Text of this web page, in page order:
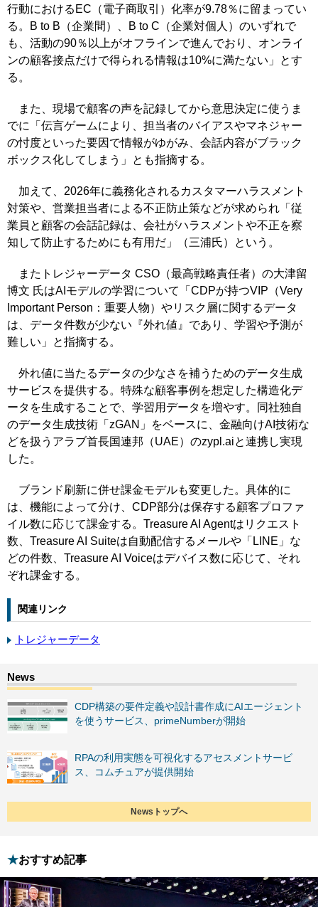
行動におけるEC（電子商取引）化率が9.78％に留まってい
る。B to B（企業間）、B to C（企業対個人）のいずれで
も、活動の90％以上がオフラインで進んでおり、オンライ
ンの顧客接点だけで得られる情報は10%に満たない」とす
る。
また、現場で顧客の声を記録してから意思決定に使うま
でに「伝言ゲームにより、担当者のバイアスやマネジャー
の忖度といった要因で情報がゆがみ、会話内容がブラック
ボックス化してしまう」とも指摘する。
加えて、2026年に義務化されるカスタマーハラスメント
対策や、営業担当者による不正防止策などが求められ「従
業員と顧客の会話記録は、会社がハラスメントや不正を察
知して防止するためにも有用だ」（三浦氏）という。
またトレジャーデータ CSO（最高戦略責任者）の大津留
博文 氏はAIモデルの学習について「CDPが持つVIP（Very
Important Person：重要人物）やリスク層に関するデータ
は、データ件数が少ない『外れ値』であり、学習や予測が
難しい」と指摘する。
外れ値に当たるデータの少なさを補うためのデータ生成
サービスを提供する。特殊な顧客事例を想定した構造化デ
ータを生成することで、学習用データを増やす。同社独自
のデータ生成技術「zGAN」をベースに、金融向けAI技術な
どを扱うアラブ首長国連邦（UAE）のzypl.aiと連携し実現
した。
ブランド刷新に併せ課金モデルも変更した。具体的に
は、機能によって分け、CDP部分は保存する顧客プロファ
イル数に応じて課金する。Treasure AI Agentはリクエスト
数、Treasure AI Suiteは自動配信するメールや「LINE」な
どの件数、Treasure AI Voiceはデバイス数に応じて、それ
ぞれ課金する。
関連リンク
トレジャーデータ
CDP構築の要件定義や設計書作成にAIエージェント
を使うサービス、primeNumberが開始
RPAの利用実態を可視化するアセスメントサービ
ス、コムチュアが提供開始
Newsトップへ
おすすめ記事